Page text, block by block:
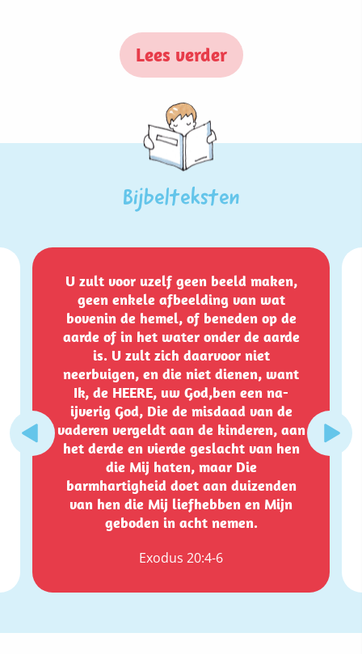
Lees verder
Bijbelteksten
U zult voor uzelf geen beeld maken,
geen enkele afbeelding van wat
bovenin de hemel, of beneden op de
aarde of in het water onder de aarde
is. U zult zich daarvoor niet
neerbuigen, en die niet dienen, want
Ik, de HEERE, uw God,ben een na-
ijverig God, Die de misdaad van de
vaderen vergeldt aan de kinderen, aan
het derde en vierde geslacht van hen
die Mij haten, maar Die
barmhartigheid doet aan duizenden
van hen die Mij liefhebben en Mijn
geboden in acht nemen.
Exodus 20:4-6